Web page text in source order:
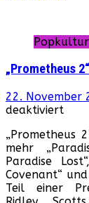
„Prometheus
22. November
deaktiviertfür
2“
jetzt
„Prometheus
mehr
Paradise
Covenant“
Teil einer